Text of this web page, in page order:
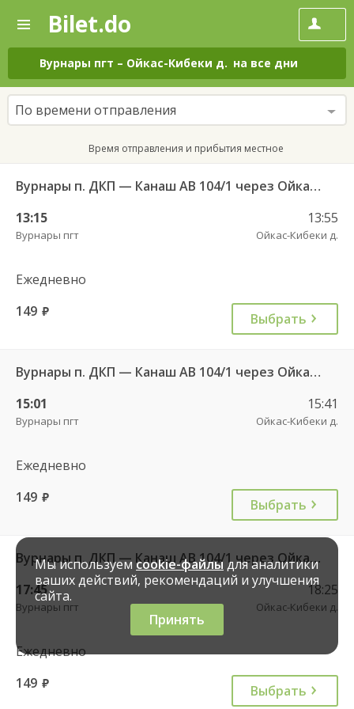
—
Поиск
и
покупка
билетов
на
автобус
онлайн
Bilet.do
Вурнары пгт – Ойкас-Кибеки д. на все дни
По времени отправления
Время отправления и прибытия местное
Вурнары п. ДКП — Канаш АВ 104/1 через Ойкас-Кибеки
13:15
Вурнары пгт
13:55
Ойкас-Кибеки д.
Ежедневно
149 руб. Выбрать
Вурнары п. ДКП — Канаш АВ 104/1 через Ойкас-Кибеки
15:01
Вурнары пгт
15:41
Ойкас-Кибеки д.
Ежедневно
149 руб. Выбрать
Вурнары п. ДКП — Канаш АВ 104/1 через Ойкас-Кибеки
17:45
Вурнары пгт
18:25
Ойкас-Кибеки д.
Ежедневно
149 руб. Выбрать
Мы используем cookie-файлыдля аналитики
ваших действий, рекомендаций и улучшения
сайта.
Принять